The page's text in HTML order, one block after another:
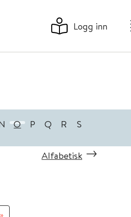
Logg inn
O P Q R S
Alfabetisk
»